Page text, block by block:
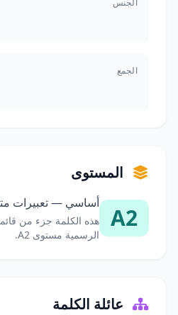
الجنس
الجمع
المستوى
A2
أساسي — تعبيرات
هذه الكلمة جزء من
الرسمية مستوى A2.
عائلة الكلمة